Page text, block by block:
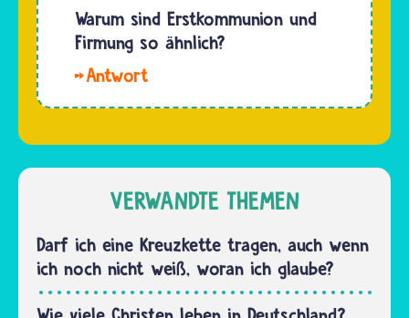
so, dass
Kinder
mit neun
Kind
katholisch
getauft
wird,
versprechen
im
Glauben
zu…
Warum sind Erstkommunion und
Firmung so ähnlich?
Erstkommunion
bestätigen
katholische
dass sie
an Gott
und an
die
VERWANDTE THEMEN
Darf ich eine Kreuzkette tragen, auch wenn
ich noch nicht weiß, woran ich glaube?